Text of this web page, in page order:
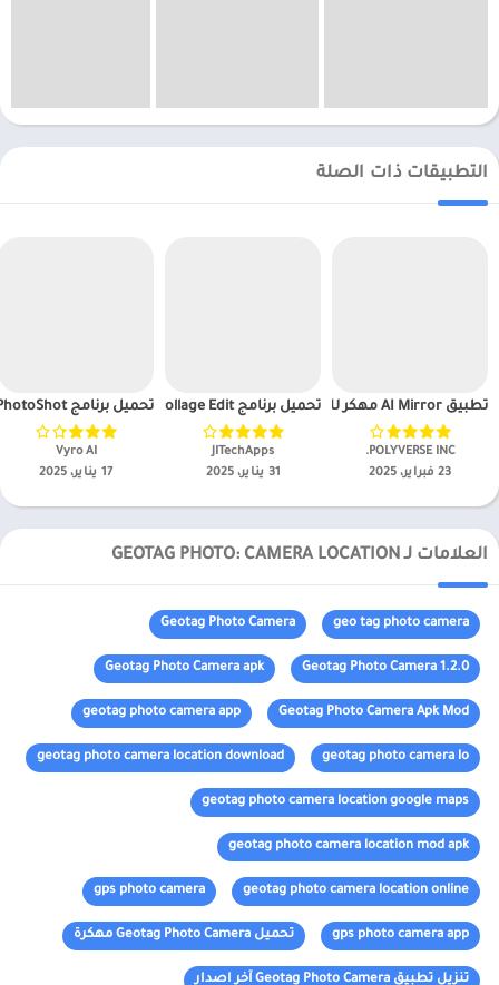
التطبيقات ذات الصلة
تطبيق AI Mirror مهكر للاندرويد
POLYVERSE INC.‏
23 فبراير، 2025
تحميل برنامج Before After Collage Edit مهكر APK للاندرويد 2025
JITechApps‏
31 يناير، 2025
تحميل برنامج PhotoShot مهكر APK للاندرويد 2025
Vyro AI‏
17 يناير، 2025
العلامات لـ GEOTAG PHOTO: CAMERA LOCATION
geo tag photo camera
Geotag Photo Camera
Geotag Photo Camera 1.2.0
Geotag Photo Camera apk
Geotag Photo Camera Apk Mod
geotag photo camera app
geotag photo camera lo
geotag photo camera location download
geotag photo camera location google maps
geotag photo camera location mod apk
geotag photo camera location online
gps photo camera
gps photo camera app تحميل Geotag Photo Camera مهكرة
تنزيل تطبيق Geotag Photo Camera آخر اصدار